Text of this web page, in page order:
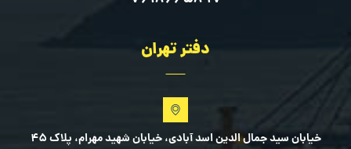
دفتر تهران
خیابان سید جمال الدین اسد آبادی، خیابان شهید مهرام، پلاک ۴۵